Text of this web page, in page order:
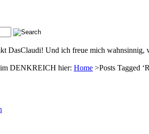
DasClaudi! Und ich freue mich wahnsinnig,
im DENKREICH hier: Home >Posts Tagged ‘